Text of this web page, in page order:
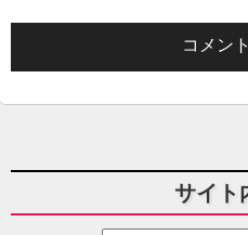
サイト